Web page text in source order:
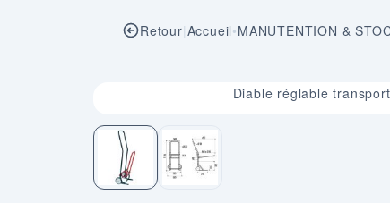
Retour|Accueil•MANUTENTION &
Diable réglable